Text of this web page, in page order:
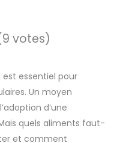
votes)
essentiel pour
Un moyen
d’une
quels aliments faut-
et comment